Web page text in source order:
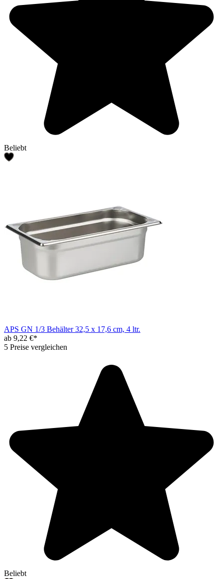
Beliebt
APS GN 1/3 Behälter 32,5 x 17,6 cm, 4 ltr.
ab 9,22 €*
5 Preise vergleichen
Beliebt